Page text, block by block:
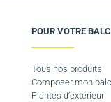
POUR VOTRE
Tous nos produits
Composer mon
Plantes d’extérieur